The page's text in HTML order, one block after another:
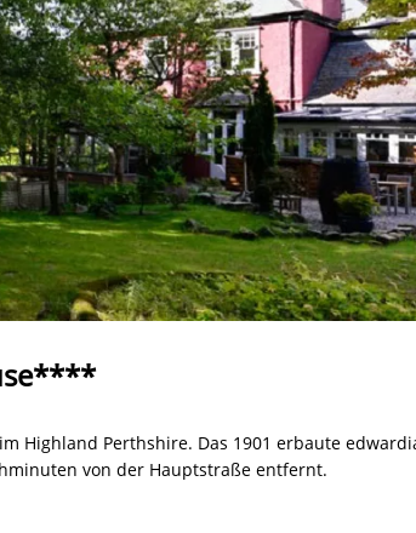
Highland Perthshire. Das 1901 erbaute
von der Hauptstraße entfernt.